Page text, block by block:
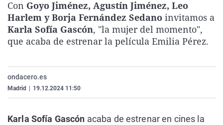
La rosa de los vientos
Gente viajera
Como el perro y el
Caso
Retornados
Equipo de
Extremadura
Galicia
La Rioja
Virales
Televisión
Elecciones
Con Goyo Jiménez, Agustín Jiménez, Leo
Harlem y Borja Fernández Sedano invitamos a
Karla Sofía Gascón, "la mujer del momento",
que acaba de estrenar la película Emilia Pérez.
ondacero.es
Madrid 19.12.2024 11:50
Karla Sofía Gascón acaba de estrenar en cines la